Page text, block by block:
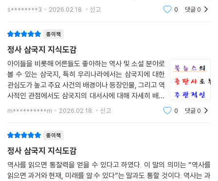
의 형태로 읽어본 사람도 많다. 그 중에 삼국지 마니아들
s********3 2026.02.18. 신고 0 댓글0
종이책
정사 삼국지 지식도감
아이들을 비롯해 어른들도 좋아하는 역사 및 소설 분야로
볼 수 있는 삼국지, 특히 우리나라에서는 삼국지에 대한
관심도가 높고 주요 사건의 배경이나 등장인물, 그리고 역
사적인 관점에서도 삼국지의 대서사에 대해 자세히 배우
고자 하는 분들도 많은 현실에서 이 책은 새로운 관점에서
m**********m 2026.02.18. 신고 0 댓글0
종이책
정사 삼국지 지식도감
역사를 읽으면 통찰력을 얻을 수 있다고 하였다. 이 말의 의미는 “역사를
읽으면 과거와 현재, 미래를 알 수 있다”는 말과도 통할 것이다. 역사는 과